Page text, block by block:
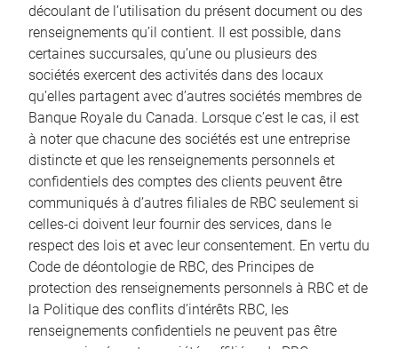
découlant de l’utilisation du présent document ou des
renseignements qu’il contient. Il est possible, dans
certaines succursales, qu’une ou plusieurs des
sociétés exercent des activités dans des locaux
qu’elles partagent avec d’autres sociétés membres de
Banque Royale du Canada. Lorsque c’est le cas, il est
à noter que chacune des sociétés est une entreprise
distincte et que les renseignements personnels et
confidentiels des comptes des clients peuvent être
communiqués à d’autres filiales de RBC seulement si
celles-ci doivent leur fournir des services, dans le
respect des lois et avec leur consentement. En vertu du
Code de déontologie de RBC, des Principes de
protection des renseignements personnels à RBC et de
la Politique des conflits d’intérêts RBC, les
renseignements confidentiels ne peuvent pas être